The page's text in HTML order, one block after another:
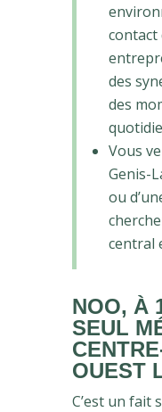
contact
des
des
Vous
Genis-
ou
central
NOO, À
SEUL
OUEST
C’est un fait